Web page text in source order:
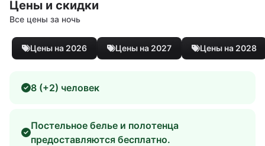
Цены и скидки
Все цены за ночь
Цены на 2026 Цены на 2027 Цены на 2028
8 (+2) человек
Постельное белье и полотенца
предоставляются бесплатно.